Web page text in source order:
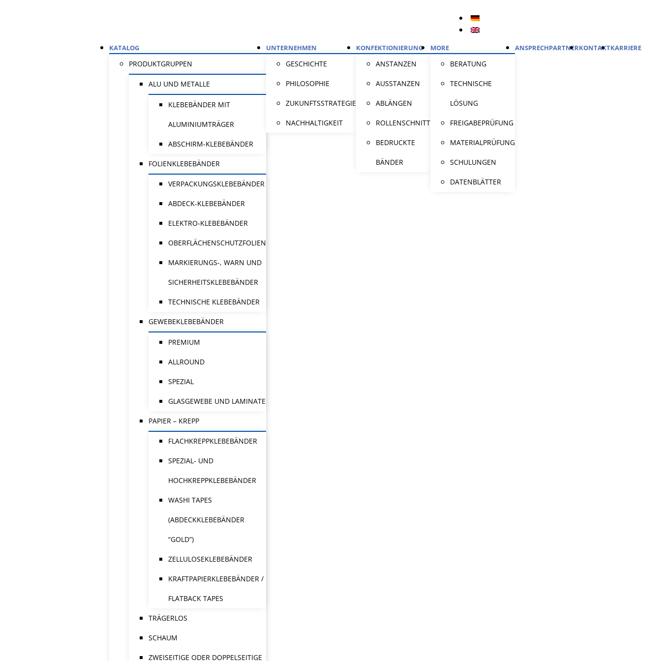
KATALOG
PRODUKTGRUPPEN
ALU UND METALLE
KLEBEBÄNDER MIT
ALUMINIUMTRÄGER
ABSCHIRM-KLEBEBÄNDER
FOLIENKLEBEBÄNDER
VERPACKUNGSKLEBEBÄNDER
ABDECK-KLEBEBÄNDER
ELEKTRO-KLEBEBÄNDER
OBERFLÄCHENSCHUTZFOLIEN
MARKIERUNGS-, WARN UND
SICHERHEITSKLEBEBÄNDER
TECHNISCHE KLEBEBÄNDER
GEWEBEKLEBEBÄNDER
PREMIUM
ALLROUND
SPEZIAL
GLASGEWEBE UND LAMINATE
PAPIER – KREPP
FLACHKREPPKLEBEBÄNDER
SPEZIAL- UND
HOCHKREPPKLEBEBÄNDER
WASHI TAPES
(ABDECKKLEBEBÄNDER
“GOLD”)
ZELLULOSEKLEBEBÄNDER
KRAFTPAPIERKLEBEBÄNDER /
FLATBACK TAPES
TRÄGERLOS
SCHAUM
ZWEISEITIGE ODER DOPPELSEITIGE
UNTERNEHMEN
GESCHICHTE
PHILOSOPHIE
ZUKUNFTSSTRATEGIE
NACHHALTIGKEIT
KONFEKTIONIERUNG
ANSTANZEN
AUSSTANZEN
ABLÄNGEN
ROLLENSCHNITT
BEDRUCKTE
BÄNDER
MORE
BERATUNG
TECHNISCHE
LÖSUNG
FREIGABEPRÜFUNG
MATERIALPRÜFUNG
SCHULUNGEN
DATENBLÄTTER
ANSPRECHPARTNERKONTAKTKARRIERE